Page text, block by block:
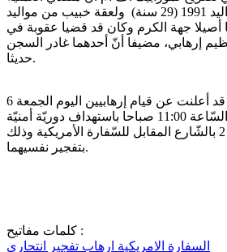
هما سليم الزنادي من مواليد 1991 (29 سنة) ولعقة خبيب من مواليد
وهما أصيلا جهة الكرم وكان قد قضيا عقوبة في
إرهابي، مضيفا أنّ أحدهما غادر السجن
حديثا.
وكانت وزارة الداخلية قد أعلنت عن قيام إرهابيين اليوم الجمعة 6
مارس 2020 على السّاعة 11:00 صباحا باستهداف دوريّة أمنيّة
مركّزة بمنطقة البحيرة 2 بالشّارع المقابل للسّفارة الأمريكية وذلك
بتفجير نفسيهما.
كلمات مفاتيح :
السفارة الامريكية ارهاب تفجير انتحاري